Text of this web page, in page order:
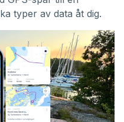
typer av data åt dig.